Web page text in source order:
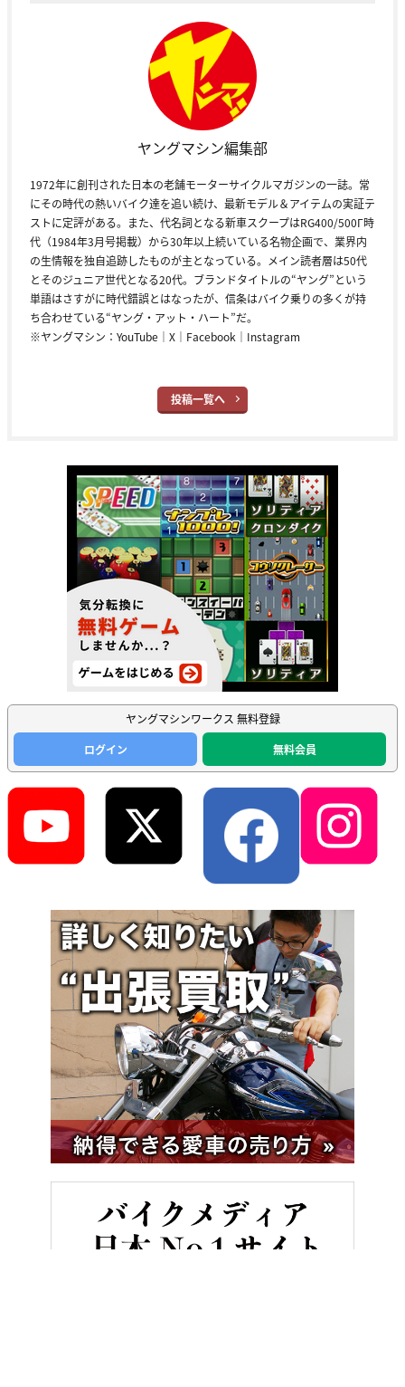
ヤングマシン編集部
1972年に創刊された日本の老舗モーターサイクルマガジンの一誌。常
にその時代の熱いバイク達を追い続け、最新モデル＆アイテムの実証テ
ストに定評がある。また、代名詞となる新車スクープはRG400/500Γ時
代（1984年3月号掲載）から30年以上続いている名物企画で、業界内
の生情報を独自追跡したものが主となっている。メイン読者層は50代
とそのジュニア世代となる20代。ブランドタイトルの“ヤング”という
単語はさすがに時代錯誤とはなったが、信条はバイク乗りの多くが持
ち合わせている“ヤング・アット・ハート”だ。
※ヤングマシン： YouTube ｜ X ｜ Facebook ｜ Instagram
投稿一覧へ
ヤングマシンワークス 無料登録
ログイン
無料会員